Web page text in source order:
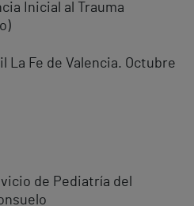
Inicial al Trauma
La Fe de Valencia. Octubre
de Pediatría del